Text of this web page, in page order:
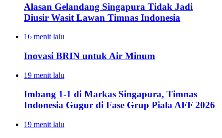
Alasan Gelandang Singapura Tidak Jadi
Diusir Wasit Lawan Timnas Indonesia
16 menit lalu
Inovasi BRIN untuk Air Minum
19 menit lalu
Imbang 1-1 di Markas Singapura, Timnas
Indonesia Gugur di Fase Grup Piala AFF 2026
19 menit lalu